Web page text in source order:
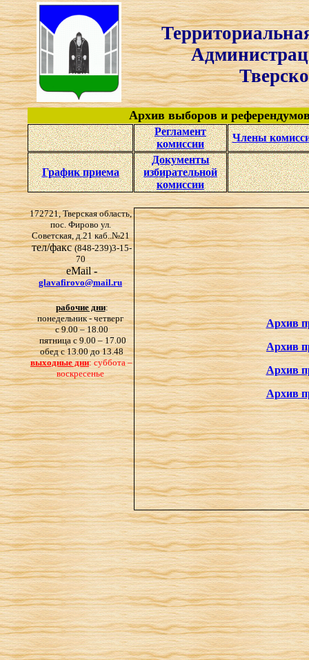
Администрации
Тверской
Архив выборов и
Регламент
комиссии
Члены
График приема
Документы
избирательной
комиссии
172721, Тверская область,
пос. Фирово ул.
Советская, д.21 каб..№21
тел/факс(848-239)3-15-
70
eMail-
glavafirovo@mail.ru
рабочие дни:
понедельник - четверг
с 9.00 – 18.00
пятница с 9.00 – 17.00
обед с 13.00 до 13.48
выходные дни: суббота –
воскресенье
Архив
Архив
Архив
Архив